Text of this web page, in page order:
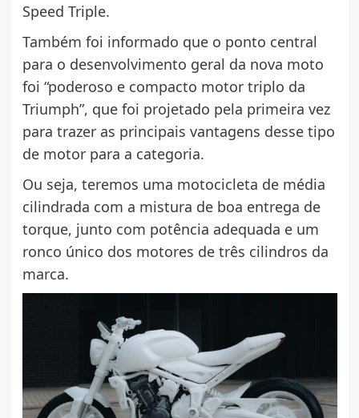
Speed Triple.
Também foi informado que o ponto central
para o desenvolvimento geral da nova moto
foi “poderoso e compacto motor triplo da
Triumph”, que foi projetado pela primeira vez
para trazer as principais vantagens desse tipo
de motor para a categoria.
Ou seja, teremos uma motocicleta de média
cilindrada com a mistura de boa entrega de
torque, junto com potência adequada e um
ronco único dos motores de três cilindros da
marca.